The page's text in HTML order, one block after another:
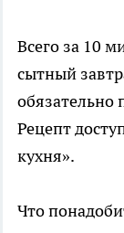
Всего за 10
сытный
обязательно
Рецепт
кухня».
Что